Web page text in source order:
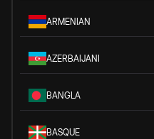
ARMENIAN
AZERBAIJANI
BANGLA
BASQUE